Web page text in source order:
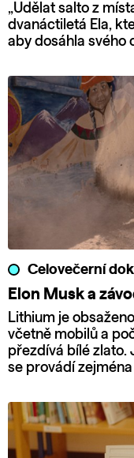
„Udělat salto z
dvanáctiletá Ela,
aby dosáhla svého
Celovečerní
Elon Musk a
Lithium je
včetně mobilů a
přezdívá bílé zlato.
se provádí